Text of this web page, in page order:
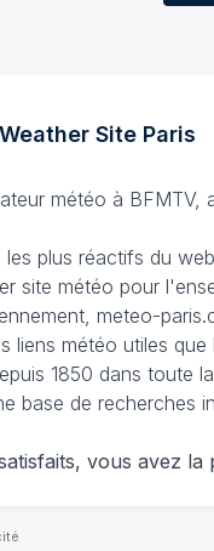
Site Paris
météo à
plus réactifs du
site météo pour
meteo-
liens météo utiles
1850 dans toute
base de
vous avez la